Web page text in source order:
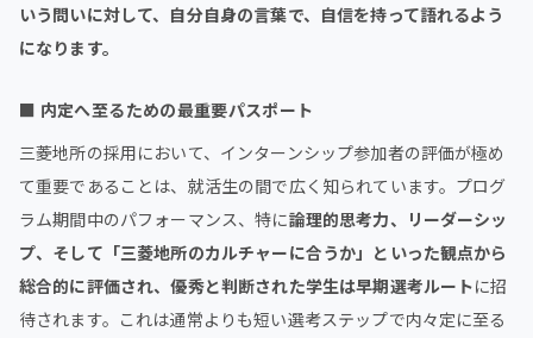
いう問いに対して、自分自身の言葉で、自信を持って語れるよう
になります。
■ 内定へ至るための最重要パスポート
三菱地所の採用において、インターンシップ参加者の評価が極め
て重要であることは、就活生の間で広く知られています。プログ
ラム期間中のパフォーマンス、特に論理的思考力、リーダーシッ
プ、そして「三菱地所のカルチャーに合うか」といった観点から
総合的に評価され、優秀と判断された学生は早期選考ルートに招
待されます。これは通常よりも短い選考ステップで内々定に至る